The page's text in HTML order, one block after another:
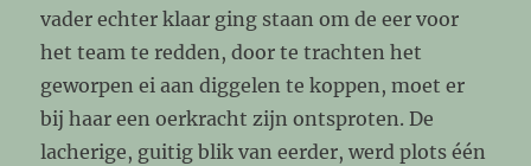
vader echter klaar ging staan om de eer voor
het team te redden, door te trachten het
geworpen ei aan diggelen te koppen, moet er
bij haar een oerkracht zijn ontsproten. De
lacherige, guitig blik van eerder, werd plots één